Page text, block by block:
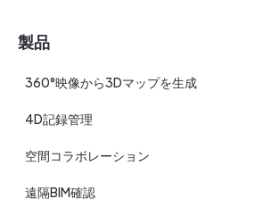
製品
360°映像から3Dマップを生成
4D記録管理
空間コラボレーション
遠隔BIM確認